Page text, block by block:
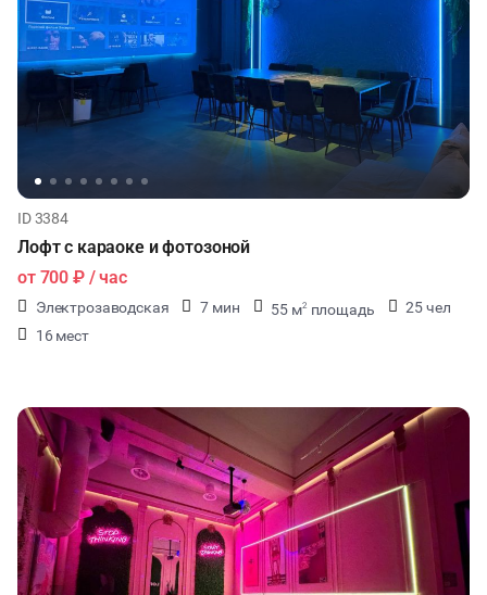
ID 3384
Лофт c караоке и фотозоной
от 700 ₽/ час
Электрозаводская 7 мин 55 м2 площадь
25 чел
16 мест